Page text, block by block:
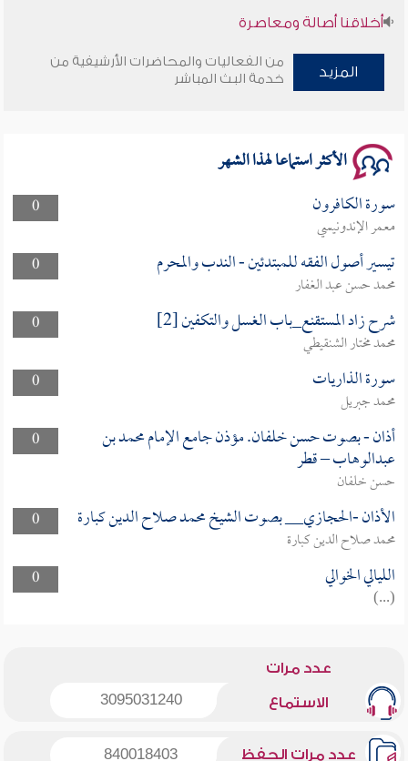
أخلاقنا أصالة ومعاصرة
وأمنهم من خوف 9
المزيد
من الفعاليات والمحاضرات الأرشيفية من
خدمة البث المباشر
الأكثر استماعا لهذا الشهر
0 سورة الكافرون
معمر الإندونيسي
0
تيسير أصول الفقه للمبتدئين - الندب والمحرم
محمد حسن عبد الغفار
0
شرح زاد المستقنع_باب الغسل والتكفين [2]
محمد مختار الشنقيطي
0
سورة الذاريات
محمد جبريل
0
أذان - بصوت حسن خلفان. مؤذن جامع الإمام محمد بن
عبدالوهاب – قطر
حسن خلفان
0
الأذان -الحجازي__ بصوت الشيخ محمد صلاح الدين كبارة
محمد صلاح الدين كبارة
0
الليالي الخوالي
(...)
عدد مرات
الاستماع 3095031240
عدد مرات الحفظ 840018403